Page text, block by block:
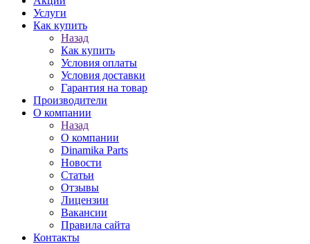
Услуги
Как купить
Назад
Как купить
Условия оплаты
Условия доставки
Гарантия на товар
Производители
О компании
Назад
О компании
Dinamika Parts
Новости
Статьи
Отзывы
Лицензии
Вакансии
Правила сайта
Контакты